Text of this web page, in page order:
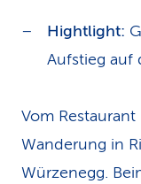
Hightlight:
Aufstieg auf
Vom
Wanderung in
Würzenegg.